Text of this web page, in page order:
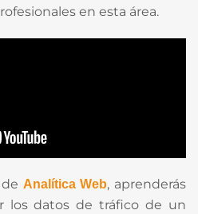
en esta área.
Analítica Web, aprenderás
los datos de tráfico de un